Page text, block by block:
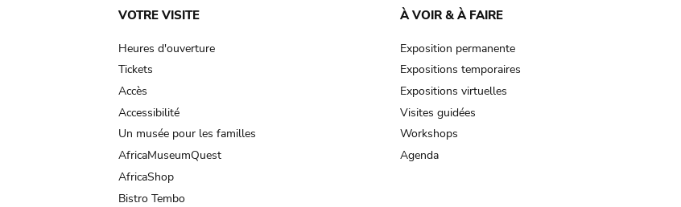
Main
navigation
VOTRE VISITE
Heures d'ouverture
Tickets
Accès
Accessibilité
Un musée pour les familles
AfricaMuseumQuest
AfricaShop
Bistro Tembo
À VOIR & À FAIRE
Exposition permanente
Expositions temporaires
Expositions virtuelles
Visites guidées
Workshops
Agenda